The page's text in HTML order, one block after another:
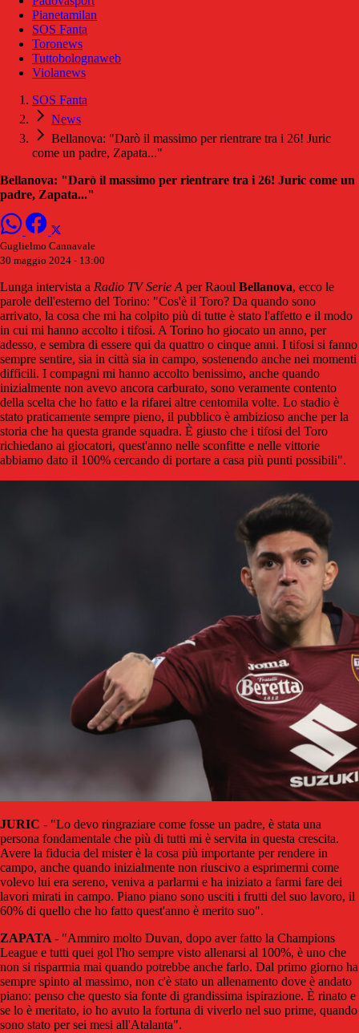
Pianetamilan
SOS Fanta
Toronews
Tuttobolognaweb
Violanews
SOS Fanta
News
Bellanova: "Darò il massimo per rientrare tra i 26! Juric
come un padre, Zapata..."
Bellanova: "Darò il massimo per rientrare tra i 26! Juric come un
padre, Zapata..."
Guglielmo Cannavale
30 maggio 2024 - 13:00
Lunga intervista a Radio TV Serie A per Raoul Bellanova, ecco le
parole dell'esterno del Torino: "Cos'è il Toro? Da quando sono
arrivato, la cosa che mi ha colpito più di tutte è stato l'affetto e il modo
in cui mi hanno accolto i tifosi. A Torino ho giocato un anno, per
adesso, e sembra di essere qui da quattro o cinque anni. I tifosi si fanno
sempre sentire, sia in città sia in campo, sostenendo anche nei momenti
difficili. I compagni mi hanno accolto benissimo, anche quando
inizialmente non avevo ancora carburato, sono veramente contento
della scelta che ho fatto e la rifarei altre centomila volte. Lo stadio è
stato praticamente sempre pieno, il pubblico è ambizioso anche per la
storia che ha questa grande squadra. È giusto che i tifosi del Toro
richiedano ai giocatori, quest'anno nelle sconfitte e nelle vittorie
abbiamo dato il 100% cercando di portare a casa più punti possibili".
JURIC - "Lo devo ringraziare come fosse un padre, è stata una
persona fondamentale che più di tutti mi è servita in questa crescita.
Avere la fiducia del mister è la cosa più importante per rendere in
campo, anche quando inizialmente non riuscivo a esprimermi come
volevo lui era sereno, veniva a parlarmi e ha iniziato a farmi fare dei
lavori mirati in campo. Piano piano sono usciti i frutti del suo lavoro, il
60% di quello che ho fatto quest'anno è merito suo".
ZAPATA - "Ammiro molto Duvan, dopo aver fatto la Champions
League e tutti quei gol l'ho sempre visto allenarsi al 100%, è uno che
non si risparmia mai quando potrebbe anche farlo. Dal primo giorno ha
sempre spinto al massimo, non c'è stato un allenamento dove è andato
piano: penso che questo sia fonte di grandissima ispirazione. È rinato e
se lo è meritato, io ho avuto la fortuna di viverlo nel suo prime, quando
sono stato per sei mesi all'Atalanta".